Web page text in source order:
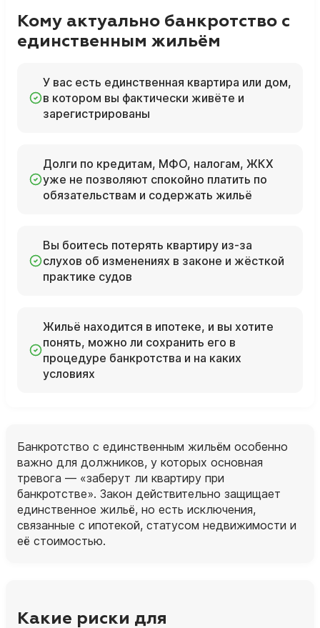
Кому актуально банкротство с
единственным жильём
У вас есть единственная квартира или дом,
в котором вы фактически живёте и
зарегистрированы
Долги по кредитам, МФО, налогам, ЖКХ
уже не позволяют спокойно платить по
обязательствам и содержать жильё
Вы боитесь потерять квартиру из‑за
слухов об изменениях в законе и жёсткой
практике судов
Жильё находится в ипотеке, и вы хотите
понять, можно ли сохранить его в
процедуре банкротства и на каких
условиях
Банкротство с единственным жильём особенно
важно для должников, у которых основная
тревога — «заберут ли квартиру при
банкротстве». Закон действительно защищает
единственное жильё, но есть исключения,
связанные с ипотекой, статусом недвижимости и
её стоимостью.
Какие риски для